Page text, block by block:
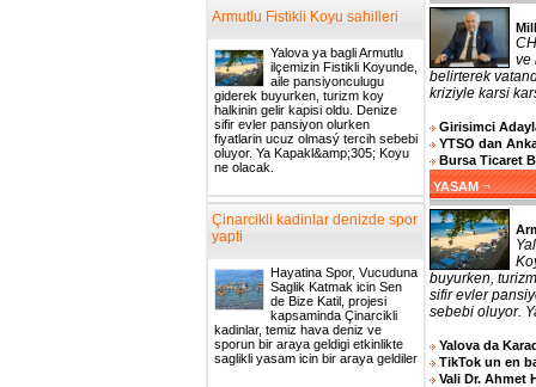
Armutlu Fistikli Koyu sahilleri
Yalova ya bagli Armutlu
ilçemizin Fistikli Koyunde,
aile pansiyonculugu
giderek buyurken, turizm koy
halkinin gelir kapisi oldu. Denize
sifir evler pansiyon olurken
fiyatlarin ucuz olmasý tercih sebebi
oluyor. Ya Kapakl&amp;305; Koyu
ne olacak.
Çinarcikli kadinlar denizde spor
yapti
Hayatina Spor, Vucuduna
Saglik Katmak icin Sen
de Bize Katil, projesi
kapsaminda Çinarcikli
kadinlar, temiz hava deniz ve
sporun bir araya geldigi etkinlikte
saglikli yasam icin bir araya geldiler
ve
belirterek
kriziyle karsi
Girisimci
YTSO dan
Bursa Ticaret
YASAM ¬
buyurken,
sifir evler
sebebi oluyor.
Yalova da
TikTok un en
Vali Dr. Ahmet